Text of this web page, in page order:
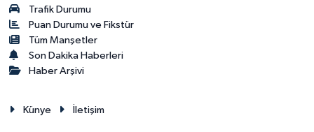
Trafik Durumu
Puan Durumu ve Fikstür
Tüm Manşetler
Son Dakika Haberleri
Haber Arşivi
Künye İletişim